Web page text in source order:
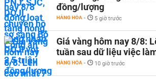
đồng/lượng
HÀNG HÓA - 5 giờ trước
Giá vàng hôm nay 8/8:
tuần sau dữ liệu việc
HÀNG HÓA - 10 giờ trước